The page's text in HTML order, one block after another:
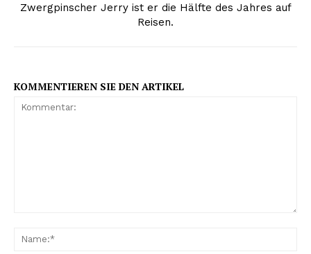
Zwergpinscher Jerry ist er die Hälfte des Jahres auf
Reisen.
KOMMENTIEREN SIE DEN ARTIKEL